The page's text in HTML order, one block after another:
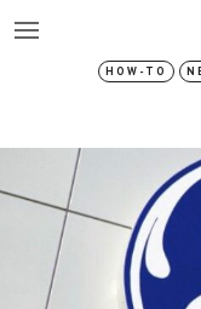
HOW-TO